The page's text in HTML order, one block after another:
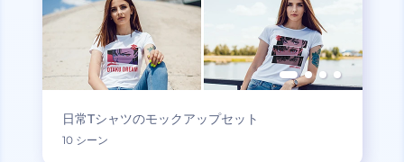
日常Tシャツのモックアップセット
10 シーン